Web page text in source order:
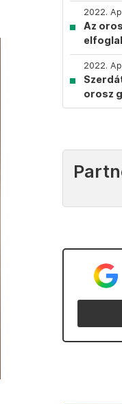
2022.
Az
2022.
orosz